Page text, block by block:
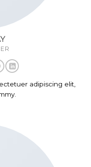
adipiscing elit,